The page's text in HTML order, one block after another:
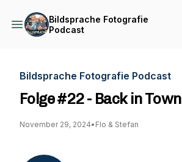
Bildsprache Fotografie
Podcast
Bildsprache Fotografie Podcast
Folge #22 - Back in Town
November 29, 2024• Flo & Stefan